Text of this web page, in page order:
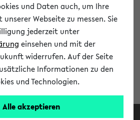
Sie sich an:
am eKVV
und Daten auch, um Ihre
Webseite zu messen. Sie
jederzeit unter
einsehen und mit der
widerrufen. Auf der Seite
Informationen zu den
und Technologien.
Alle akzeptieren